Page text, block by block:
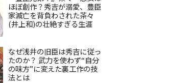
ほぼ創作？秀吉が溺愛、豊臣
家滅亡を背負わされた茶々
(井上和)の壮絶すぎる生涯
なぜ浅井の旧臣は秀吉に従っ
たのか？ 武力を使わず“自分
の味方”に変えた裏工作の技
法とは